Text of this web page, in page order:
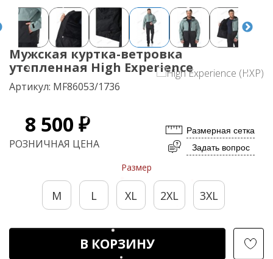
Мужская куртка-ветровка
утепленная High Experience
Артикул: MF86053/1736
8 500 ₽
РОЗНИЧНАЯ ЦЕНА
Размерная сетка
Задать вопрос
Размер
M L XL 2XL 3XL
В КОРЗИНУ